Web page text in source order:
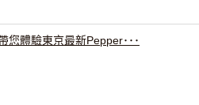
您體驗東京最新Pepper･･･